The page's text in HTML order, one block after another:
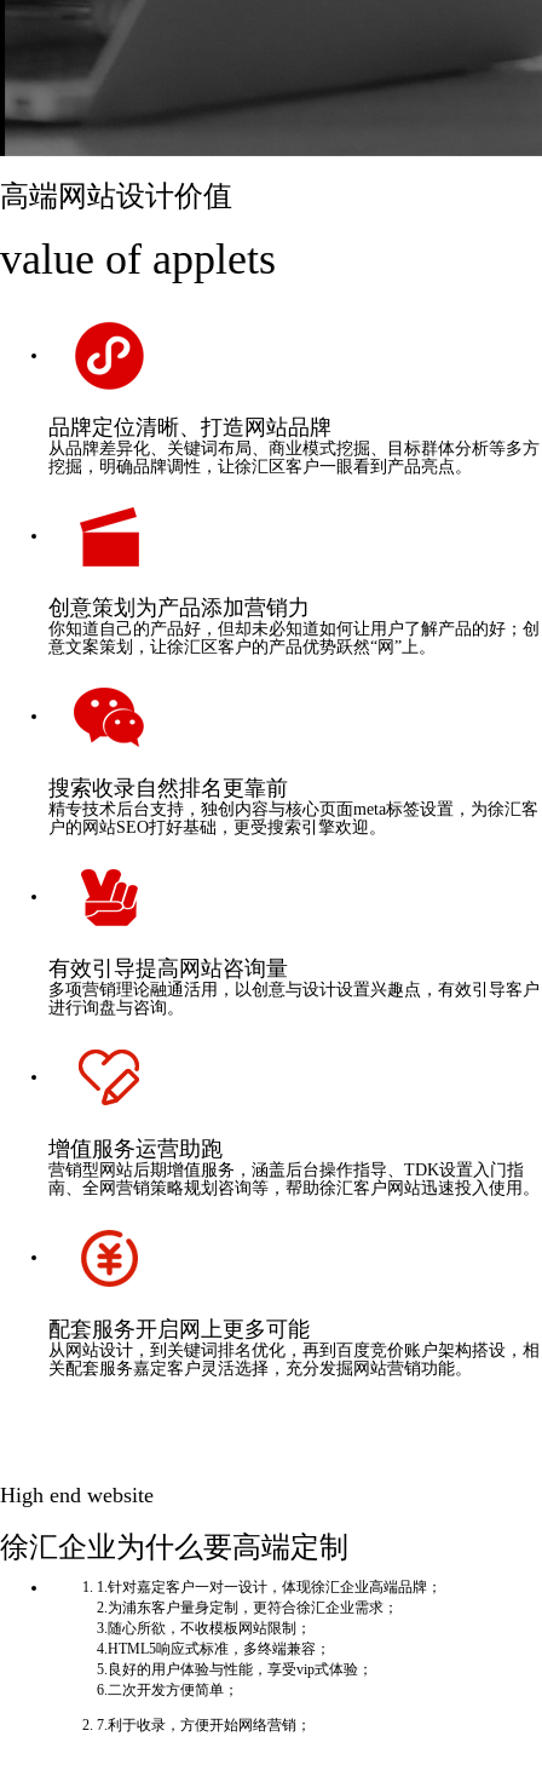
高端网站设计价值
value of applets
品牌定位清晰、打造网站品牌
从品牌差异化、关键词布局、商业模式挖掘、目标群体分析等多方
挖掘，明确品牌调性，让徐汇区客户一眼看到产品亮点。
创意策划 为产品添加营销力
你知道自己的产品好，但却未必知道如何让用户了解产品的好；创
意文案策划，让徐汇区客户的产品优势跃然“网”上。
搜索收录自然排名更靠前
精专技术后台支持，独创内容与核心页面meta标签设置，为徐汇客
户的网站SEO打好基础，更受搜索引擎欢迎。
有效引导提高网站咨询量
多项营销理论融通活用，以创意与设计设置兴趣点，有效引导客户
进行询盘与咨询。
增值服务运营助跑
营销型网站后期增值服务，涵盖后台操作指导、TDK设置入门指
南、全网营销策略规划咨询等，帮助徐汇客户网站迅速投入使用。
配套服务开启网上更多可能
从网站设计，到关键词排名优化，再到百度竞价账户架构搭设，相
关配套服务嘉定客户灵活选择，充分发掘网站营销功能。
High end website
徐汇企业为什么要高端定制
1.针对嘉定客户一对一设计，体现徐汇企业高端品牌；
2.为浦东客户量身定制，更符合徐汇企业需求；
3.随心所欲，不收模板网站限制；
4.HTML5响应式标准，多终端兼容；
5.良好的用户体验与性能，享受vip式体验；
6.二次开发方便简单；
7.利于收录，方便开始网络营销；